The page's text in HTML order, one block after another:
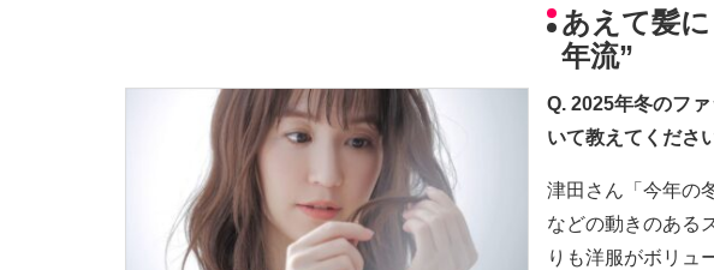
あえて髪
年流”
Q. 2025年冬のフ
いて教えてくださ
津田さん「今年の
などの動きのある
りも洋服がボリュ